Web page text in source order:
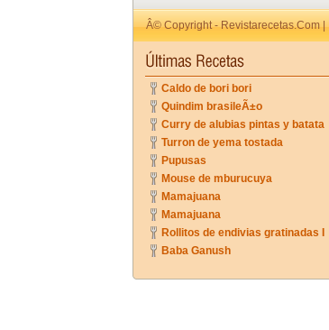
Â© Copyright - Revistarecetas.Com |
Caldo de bori bori
Quindim brasileÃ±o
Curry de alubias pintas y batata
Turron de yema tostada
Pupusas
Mouse de mburucuya
Mamajuana
Mamajuana
Rollitos de endivias gratinadas I
Baba Ganush